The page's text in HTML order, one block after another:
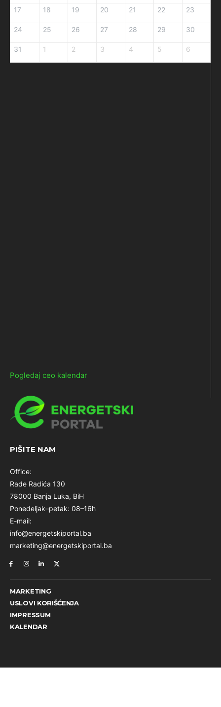
17 18 19 20 21 22 23
24 25 26 27 28 29 30
31 1 2 3 4 5 6
Pogledaj ceo kalendar
PIŠITE NAM
Office:
Rade Radića 130
78000 Banja Luka, BiH
Ponedeljak–petak: 08–16h
E-mail:
info@energetskiportal.ba
marketing@energetskiportal.ba
MARKETING
USLOVI KORIŠĆENJA
IMPRESSUM
KALENDAR